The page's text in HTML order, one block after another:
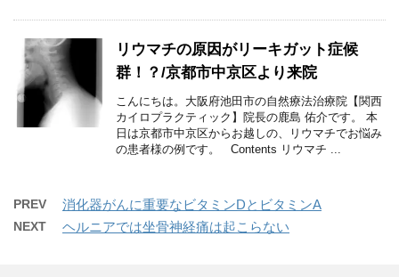
リウマチの原因がリーキガット症候
群！？/京都市中京区より来院
こんにちは。大阪府池田市の自然療法治療院【関西
カイロプラクティック】院長の鹿島 佑介です。 本
日は京都市中京区からお越しの、リウマチでお悩み
の患者様の例です。 Contents リウマチ ...
PREV 消化器がんに重要なビタミンDとビタミンA
NEXT ヘルニアでは坐骨神経痛は起こらない